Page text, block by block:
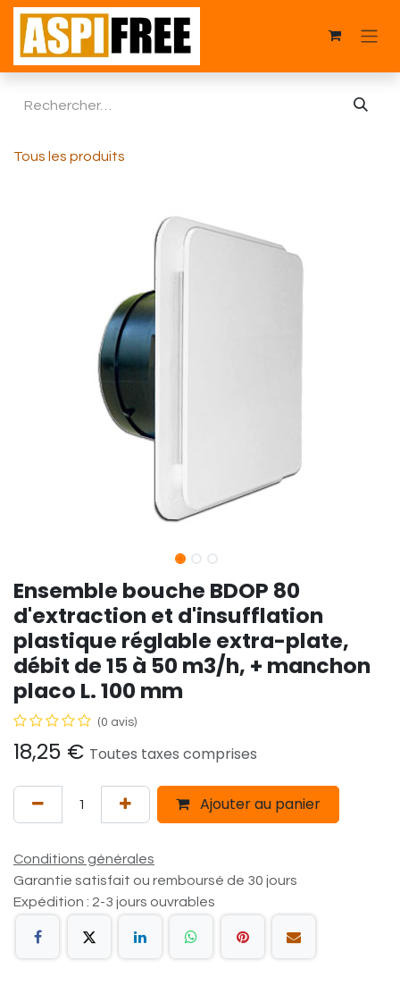
Se rendre au contenu
Tous les produits
Ensemble bouche BDOP 80
d'extraction et d'insufflation
plastique réglable extra-plate,
débit de 15 à 50 m3/h, + manchon
placo L. 100 mm
(0 avis)
18,25 € Toutes taxes comprises
Ajouter au panier
Conditions générales
Garantie satisfait ou remboursé de 30 jours
Expédition : 2-3 jours ouvrables